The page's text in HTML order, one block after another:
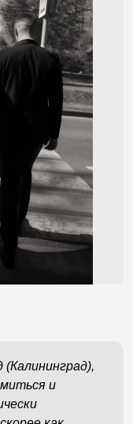
(Калининград),
и